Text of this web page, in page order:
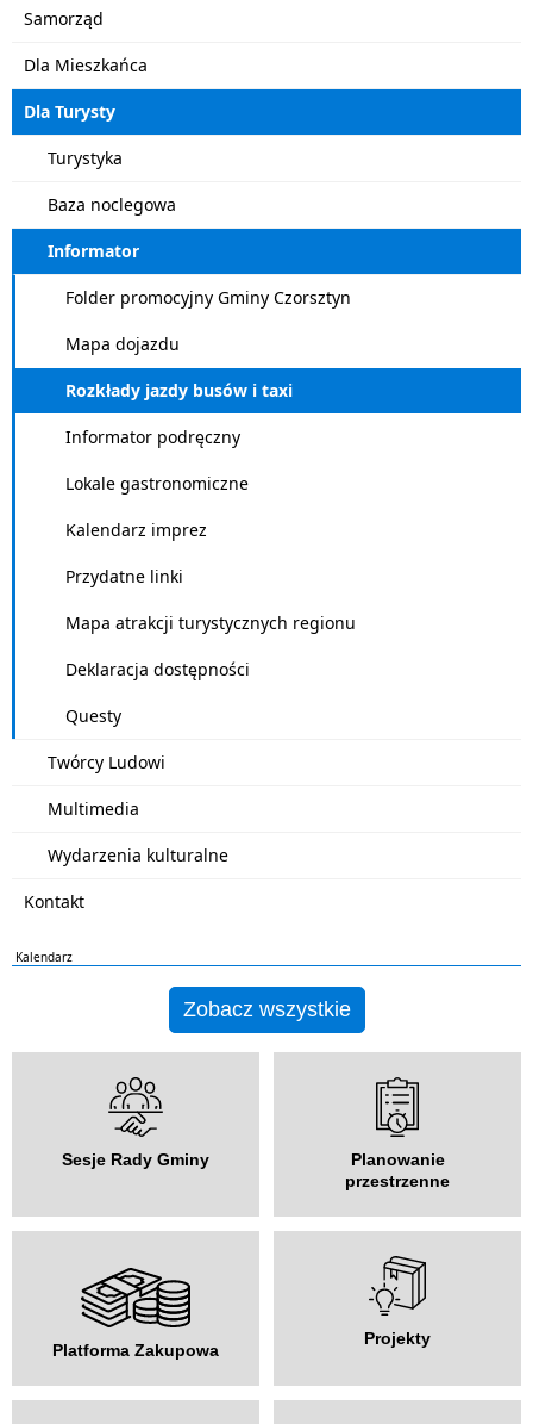
Samorząd
Dla Mieszkańca
Dla Turysty
Turystyka
Baza noclegowa
Informator
Folder promocyjny Gminy Czorsztyn
Mapa dojazdu
Rozkłady jazdy busów i taxi
Informator podręczny
Lokale gastronomiczne
Kalendarz imprez
Przydatne linki
Mapa atrakcji turystycznych regionu
Deklaracja dostępności
Questy
Twórcy Ludowi
Multimedia
Wydarzenia kulturalne
Kontakt
Kalendarz
Zobacz wszystkie
Sesje Rady Gminy
Planowanie
przestrzenne
Platforma Zakupowa
Projekty